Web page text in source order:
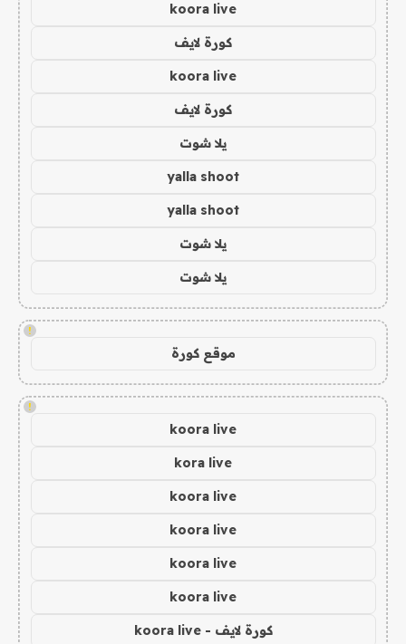
koora live
كورة لايف
koora live
كورة لايف
يلا شوت
yalla shoot
yalla shoot
يلا شوت
يلا شوت
!
موقع كورة
!
koora live
kora live
koora live
koora live
koora live
koora live
كورة لايف - koora live